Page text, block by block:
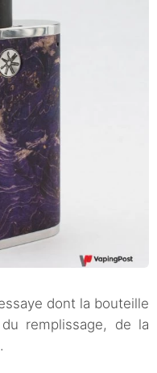
dont la bouteille
remplissage, de la